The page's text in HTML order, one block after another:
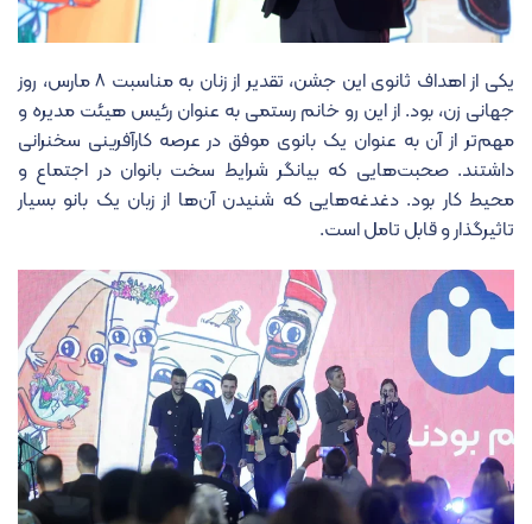
یکی از اهداف ثانوی این جشن، تقدیر از زنان به مناسبت ۸ مارس، روز
جهانی زن، بود. از این رو خانم رستمی به عنوان رئیس هیئت مدیره و
مهم‌تر از آن به عنوان یک بانوی موفق در عرصه کارآفرینی سخنرانی
داشتند. صحبت‌هایی که بیانگر شرایط سخت بانوان در اجتماع و
محیط کار بود. دغدغه‌هایی که شنیدن آن‌ها از زبان یک بانو بسیار
تاثیرگذار و قابل تامل است.